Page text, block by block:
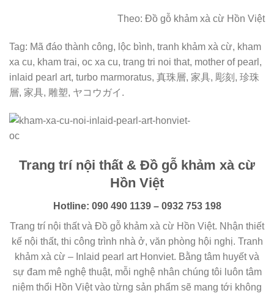
Theo: Đồ gỗ khảm xà cừ Hồn Việt
Tag: Mã đáo thành công, lộc bình, tranh khảm xà cừ, kham
xa cu, kham trai, oc xa cu, trang tri noi that, mother of pearl,
inlaid pearl art, turbo marmoratus, 真珠層, 家具, 彫刻, 珍珠
層, 家具, 雕塑, ヤコウガイ.
Trang trí nội thất & Đồ gỗ khảm xà cừ
Hồn Việt
Hotline: 090 490 1139 – 0932 753 198
Trang trí nội thất và Đồ gỗ khảm xà cừ Hồn Việt. Nhận thiết
kế nội thất, thi công trình nhà ở, văn phòng hội nghị. Tranh
khảm xà cừ – Inlaid pearl art Honviet. Bằng tâm huyết và
sự đam mê nghệ thuật, mỗi nghệ nhân chúng tôi luôn tâm
niệm thổi Hồn Việt vào từng sản phẩm sẽ mang tới không